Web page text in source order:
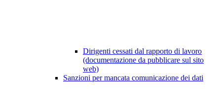
Dirigenti cessati dal rapporto di lavoro
(documentazione da pubblicare sul sito
web)
Sanzioni per mancata comunicazione dei dati